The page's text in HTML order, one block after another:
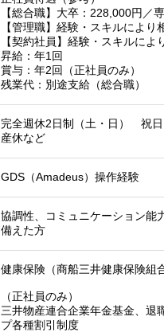
【総合職】大卒：228,000円
【管理職】経験・スキルにより
【契約社員】経験・スキルによ
昇給：年1回
賞与：年2回（正社員のみ）
残業代：別途支給（総合職）
完全週休2日制（土・日）
産休など
GDS（Amadeus）操作経験
協調性、コミュニケーション能
備えた方
健康保険（商船三井健康保険組
（正社員のみ）
三井物産連合企業年金基金、退
プ各種割引制度